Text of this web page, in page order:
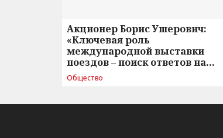
Акционер Борис Ушерович:
«Ключевая роль
международной выставки
поездов – поиск ответов на
вызовы времени»
Общество